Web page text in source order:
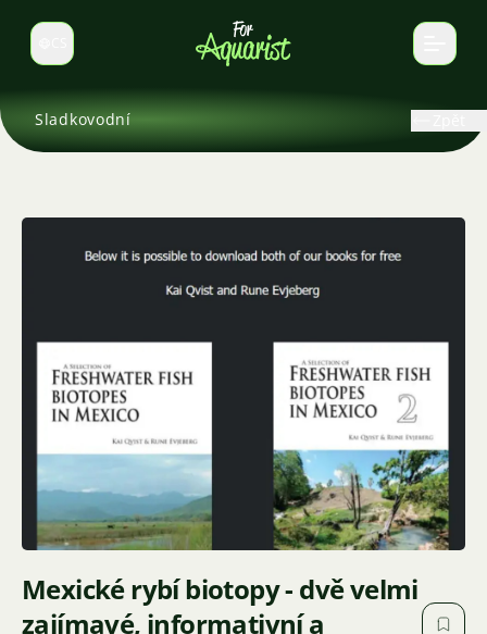
Select language
Sladkovodní
Mexické rybí biotopy - dvě velmi
zajímavé, informativní a